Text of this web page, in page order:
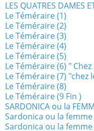
LES QUATRES DAMES
Le Téméraire (1)
Le Téméraire (2)
Le Téméraire (3)
Le Téméraire (4)
Le Téméraire (5)
Le Téméraire (6) "
Le Téméraire (7)
Le Téméraire (8)
Le Téméraire (9 Fin )
SARDONICA ou la
Sardonica ou la
Sardonica ou la